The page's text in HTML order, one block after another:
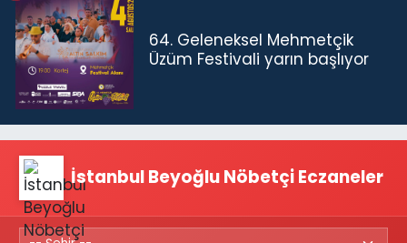
64. Geleneksel Mehmetçik
Üzüm Festivali yarın başlıyor
İstanbul Beyoğlu Nöbetçi Eczaneler